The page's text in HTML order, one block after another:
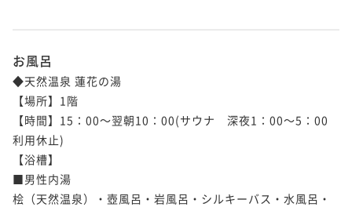
お風呂
◆天然温泉 蓮花の湯
【場所】1階
【時間】15：00～翌朝10：00(サウナ　深夜1：00～5：00
利用休止)
【浴槽】
■男性内湯
桧（天然温泉）・壺風呂・岩風呂・シルキーバス・水風呂・